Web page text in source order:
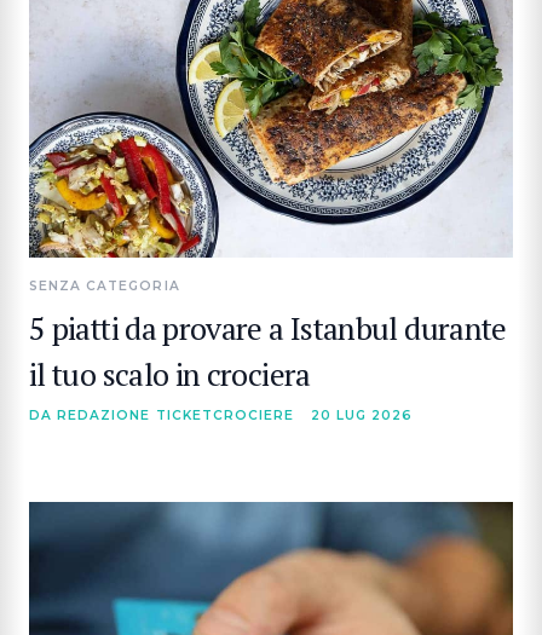
SENZA CATEGORIA
5 piatti da provare a Istanbul durante
il tuo scalo in crociera
DA REDAZIONE TICKETCROCIERE 20 LUG 2026